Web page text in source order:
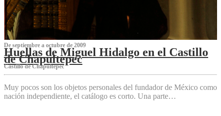
De septiembre a octubre de 2009
Huellas de Miguel Hidalgo en el Castillo
de Chapultepec
Castillo de Chapultepec
Muy pocos son los objetos personales del fundador de México como
nación independiente, el catálogo es corto. Una parte…